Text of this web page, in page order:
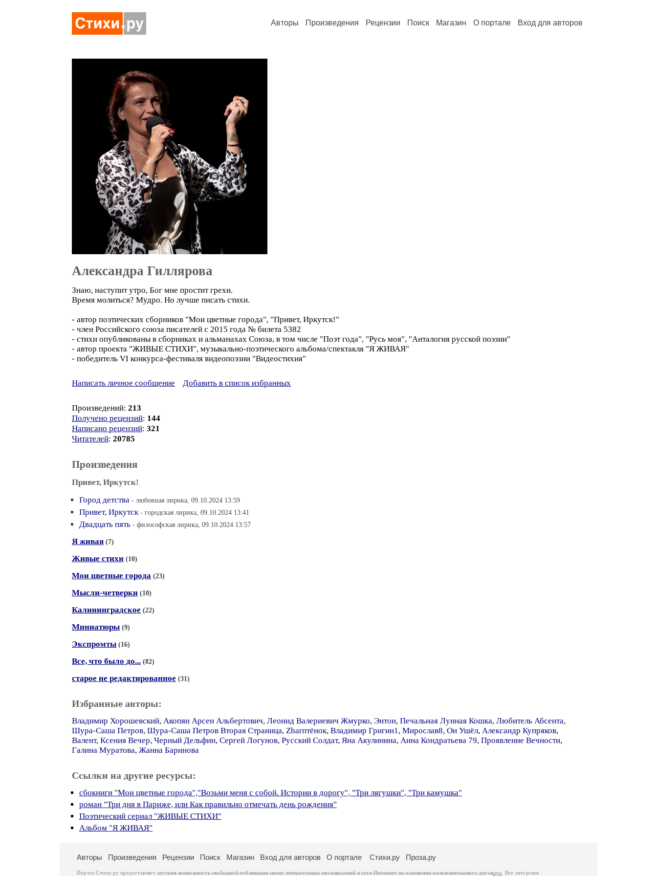
Авторы Произведения Рецензии Поиск Магазин О портале Вход для авторов
Александра Гиллярова
Знаю, наступит утро, Бог мне простит грехи.
Время молиться? Мудро. Но лучше писать стихи.
- автор поэтических сборников "Мои цветные города", "Привет, Иркутск!"
- член Российского союза писателей с 2015 года № билета 5382
- стихи опубликованы в сборниках и альманахах Союза, в том числе "Поэт года", "Русь моя", "Анталогия русской поэзии"
- автор проекта "ЖИВЫЕ СТИХИ", музыкально-поэтического альбома/спектакля "Я ЖИВАЯ"
- победитель VI конкурса-фестиваля видеопоэзии "Видеостихия"
Написать личное сообщение Добавить в список избранных
Произведений: 213
Получено рецензий: 144
Написано рецензий: 321
Читателей: 20785
Произведения
Привет, Иркутск!
Город детства - любовная лирика, 09.10.2024 13:59
Привет, Иркутск - городская лирика, 09.10.2024 13:41
Двадцать пять - философская лирика, 09.10.2024 13:57
Я живая (7)
Живые стихи (10)
Мои цветные города (23)
Мысли-четверки (10)
Калининградское (22)
Миниатюры (9)
Экспромты (16)
Все, что было до... (82)
старое не редактированное (31)
Избранные авторы:
Владимир Хорошевский, Акопян Арсен Альбертович, Леонид Валериевич Жмурко, Энтон, Печальная Лунная Кошка, Любитель Абсента,
Шура-Саша Петров, Шура-Саша Петров Вторая Страница, Zharптёнок, Владимир Григин1, Мирослав8, Он Ушёл, Александр Купряков,
Валент, Ксения Вечер, Черный Дельфин, Сергей Логунов, Русский Солдат, Яна Акулинина, Анна Кондратьева 79, Проявление Вечности,
Галина Муратова, Жанна Баринова
Ссылки на другие ресурсы:
сбокниги "Мои цветные города","Возьми меня с собой. Истории в дорогу", "Три лягушки", "Три камушка"
роман "Три дня в Париже, или Как правильно отмечать день рождения"
Поэтический сериал "ЖИВЫЕ СТИХИ"
Альбом "Я ЖИВАЯ"
Авторы Произведения Рецензии Поиск Магазин Вход для авторов О портале Стихи.ру Проза.ру
Портал Стихи.ру предоставляет авторам возможность свободной публикации своих литературных произведений в сети Интернет на основаниипользовательского договора . Все авторские